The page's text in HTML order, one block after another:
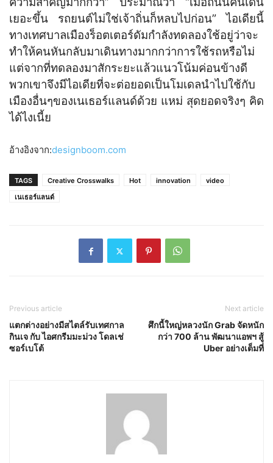
เยอะขึ้น รถยนต์ไม่ใช่เจ้าถิ่นก็หลบไปก่อน” ไอเดียนี้
ทางเทศบาลเมืองร็อตเตอร์ดัมกำลังทดลองใช้อยู่ว่าจะ
ทำให้คนหันกลับมาเดินทางมากกว่าการใช้รถหรือไม่
แต่จากที่ทดลองมาสักระยะแล้วแนวโน้มค่อนข้างดี
พวกเขาจึงมีไอเดียที่จะต่อยอดเป็นโมเดลนำไปใช้กับ
เมืองอื่นๆของเนเธอร์แลนด์ด้วย แหม่ สุดยอดจริงๆ คิด
ได้ไงเนี้ย
อ้างอิงจาก:designboom.com
TAGS Creative Crosswalks Hot innovation
video
เนเธอร์แลนด์
Previous article
แตกต่างอย่างมีสไตล์รับเทศกาล
กินเจ กับ ไอศกรีมมะม่วง โดลเช่
ซอร์เบโต้
Next article
ศึกนี้ใหญ่หลวงนัก Grab จัดหนัก
กว่า 700 ล้าน พัฒนาแอพฯ สู้
Uber อย่างเต็มที่